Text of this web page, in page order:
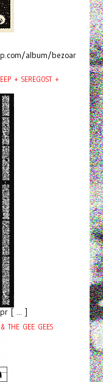
album/bezoar
+ SEREGOST +
[ ... ]
THE GEE GEES